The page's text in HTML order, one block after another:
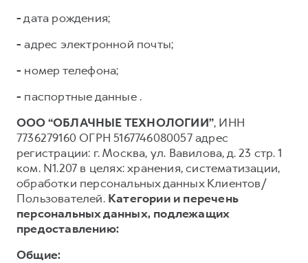
-дата рождения;
- адрес электронной почты;
- номер телефона;
- паспортные данные .
ООО “ОБЛАЧНЫЕ ТЕХНОЛОГИИ”, ИНН
7736279160 ОГРН 5167746080057 адрес
регистрации: г. Москва, ул. Вавилова, д. 23 стр. 1
ком. N1.207 в целях: хранения, систематизации,
обработки персональных данных Клиентов/
Пользователей. Категории и перечень
персональных данных, подлежащих
предоставлению:
Общие: